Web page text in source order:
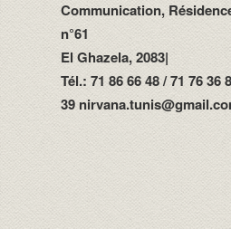
Communication,
n°61
El Ghazela, 2083|
Tél.: 71 86 66 48 / 71 76 36
39